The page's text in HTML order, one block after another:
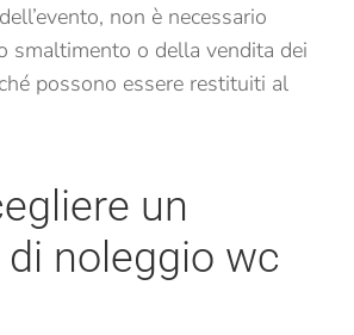
non è necessario
smaltimento o della vendita dei
possono essere restituiti al
un
noleggio wc